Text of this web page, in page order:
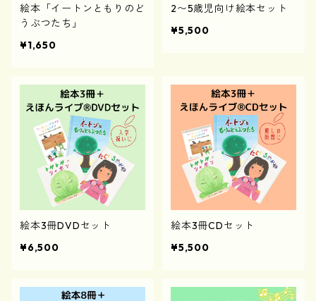
絵本「イートンともりのど
うぶつたち」
¥1,650
2〜5歳児向け絵本セット
¥5,500
絵本3冊DVDセット
¥6,500
絵本3冊CDセット
¥5,500